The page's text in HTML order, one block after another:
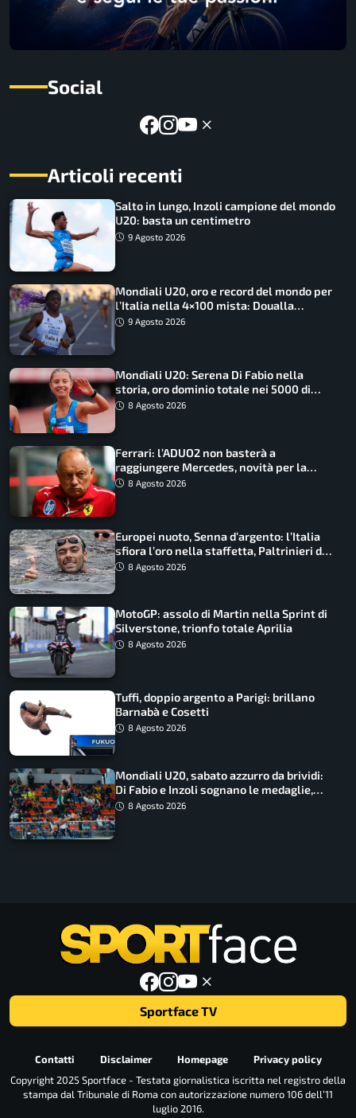
Social
Articoli recenti
Salto in lungo, Inzoli campione del mondo
U20: basta un centimetro
9 Agosto 2026
Mondiali U20, oro e record del mondo per
l’Italia nella 4×100 mista: Doualla
straordinaria
9 Agosto 2026
Mondiali U20: Serena Di Fabio nella
storia, oro dominio totale nei 5000 di
marcia
8 Agosto 2026
Ferrari: l’ADUO2 non basterà a
raggiungere Mercedes, novità per la
Macarena
8 Agosto 2026
Europei nuoto, Senna d’argento: l’Italia
sfiora l’oro nella staffetta, Paltrinieri da
urlo, il bilancio azzurro
8 Agosto 2026
MotoGP: assolo di Martin nella Sprint di
Silverstone, trionfo totale Aprilia
8 Agosto 2026
Tuffi, doppio argento a Parigi: brillano
Barnabà e Cosetti
8 Agosto 2026
Mondiali U20, sabato azzurro da brividi:
Di Fabio e Inzoli sognano le medaglie,
Castellani e Succo in finale
8 Agosto 2026
Sportface TV
Contatti Disclaimer Homepage
Privacy policy
Copyright 2025 Sportface - Testata giornalistica iscritta nel registro della
stampa dal Tribunale di Roma con autorizzazione numero 106 dell’11
luglio 2016.